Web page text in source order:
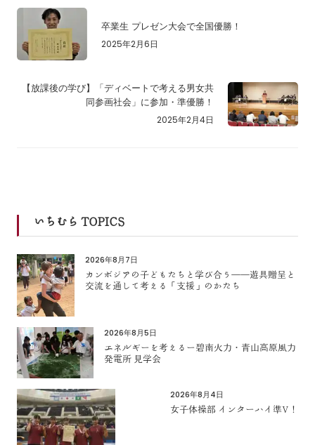
卒業生 プレゼン大会で全国優勝！
2025年2月6日
【放課後の学び】「ディベートで考える男女共
同参画社会」に参加・準優勝！
2025年2月4日
いちむら TOPICS
2026年8月7日
カンボジアの子どもたちと学び合う――遊具贈呈と
交流を通して考える「支援」のかたち
2026年8月5日
エネルギーを考えるー碧南火力・青山高原風力
発電所 見学会
2026年8月4日
女子体操部 インターハイ準V！